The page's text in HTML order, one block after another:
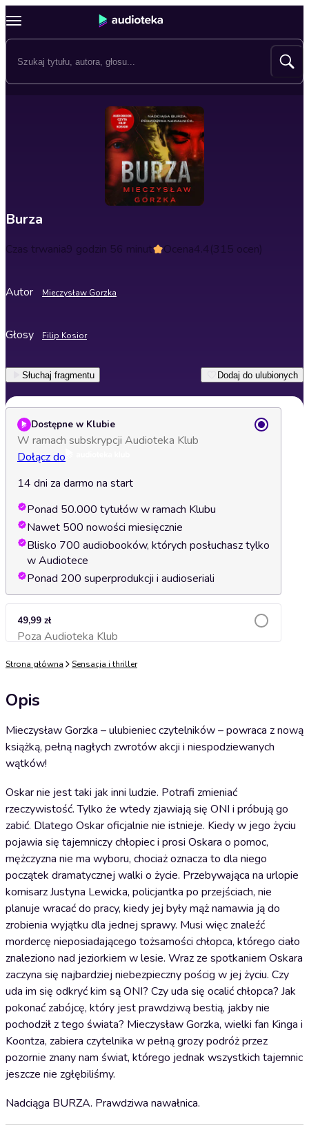
Burza
Czas trwania9 godzin 56 minut Ocena4.4(315 ocen)
Autor Mieczysław Gorzka
Głosy Filip Kosior
Słuchaj fragmentu Dodaj do ulubionych
Dostępne w Klubie
W ramach subskrypcji Audioteka Klub
Dołącz do
14 dni za darmo na start
Ponad 50.000 tytułów w ramach Klubu
Nawet 500 nowości miesięcznie
Blisko 700 audiobooków, których posłuchasz tylko
w Audiotece
Ponad 200 superprodukcji i audioseriali
49,99 zł
Poza Audioteka KlubDodaj do koszyka
Strona główna Sensacja i thriller
Opis
Mieczysław Gorzka – ulubieniec czytelników – powraca z nową
książką, pełną nagłych zwrotów akcji i niespodziewanych
wątków!
Oskar nie jest taki jak inni ludzie. Potrafi zmieniać
rzeczywistość. Tylko że wtedy zjawiają się ONI i próbują go
zabić. Dlatego Oskar oficjalnie nie istnieje. Kiedy w jego życiu
pojawia się tajemniczy chłopiec i prosi Oskara o pomoc,
mężczyzna nie ma wyboru, chociaż oznacza to dla niego
początek dramatycznej walki o życie. Przebywająca na urlopie
komisarz Justyna Lewicka, policjantka po przejściach, nie
planuje wracać do pracy, kiedy jej były mąż namawia ją do
zrobienia wyjątku dla jednej sprawy. Musi więc znaleźć
mordercę nieposiadającego tożsamości chłopca, którego ciało
znaleziono nad jeziorkiem w lesie. Wraz ze spotkaniem Oskara
zaczyna się najbardziej niebezpieczny pościg w jej życiu. Czy
uda im się odkryć kim są ONI? Czy uda się ocalić chłopca? Jak
pokonać zabójcę, który jest prawdziwą bestią, jakby nie
pochodził z tego świata? Mieczysław Gorzka, wielki fan Kinga i
Koontza, zabiera czytelnika w pełną grozy podróż przez
pozornie znany nam świat, którego jednak wszystkich tajemnic
jeszcze nie zgłębiliśmy.
Nadciąga BURZA. Prawdziwa nawałnica.